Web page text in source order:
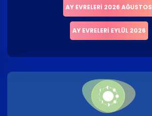
AY EVRELERI 2026 AĞUSTOS
AY EVRELERI EYLÜL 2026